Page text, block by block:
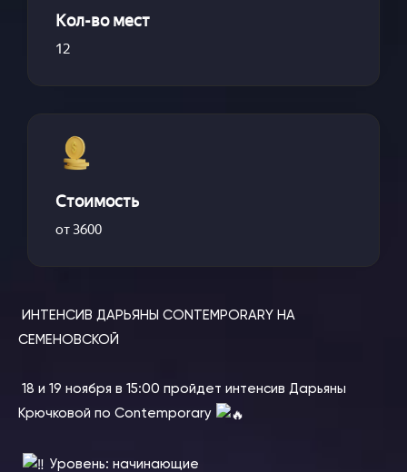
Кол-во мест
12
Стоимость
от 3600
ИНТЕНСИВ ДАРЬЯНЫ CONTEMPORARY НА
СЕМЕНОВСКОЙ
18 и 19 ноября в 15:00 пройдет интенсив Дарьяны
Крючковой по Contemporary
Уровень: начинающие